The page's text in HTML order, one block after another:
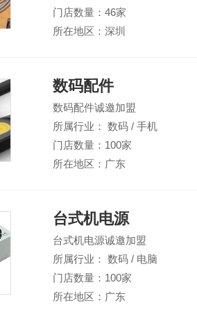
门店数量：46家
所在地区：深圳
数码配件
数码配件诚邀加盟
所属行业： 数码 / 手机
门店数量：100家
所在地区：广东
台式机电源
台式机电源诚邀加盟
所属行业： 数码 / 电脑
门店数量：100家
所在地区：广东